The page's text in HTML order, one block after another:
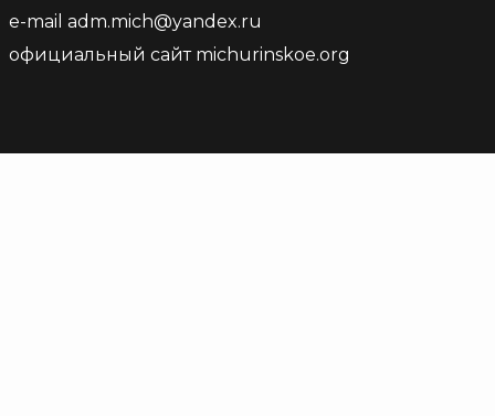
е-mail adm.mich@yandex.ru
официальный сайт michurinskoe.org